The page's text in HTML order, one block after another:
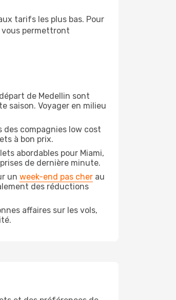
tarifs les plus bas. Pour
vous permettront
de Medellin sont
saison. Voyager en milieu
compagnies low cost
à bon prix.
abordables pour Miami,
de dernière minute.
un week-end pas cher au
des réductions
affaires sur les vols,